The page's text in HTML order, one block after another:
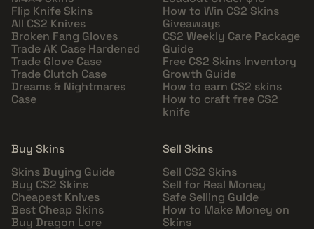
Flip Knife Skins
All CS2 Knives
Broken Fang Gloves
Trade AK Case Hardened
Trade Glove Case
Trade Clutch Case
Dreams & Nightmares
Case
How to Win CS2 Skins
Giveaways
CS2 Weekly Care Package
Guide
Free CS2 Skins Inventory
Growth Guide
How to earn CS2 skins
How to craft free CS2
knife
Buy Skins
Skins Buying Guide
Buy CS2 Skins
Cheapest Knives
Best Cheap Skins
Buy Dragon Lore
Sell Skins
Sell CS2 Skins
Sell for Real Money
Safe Selling Guide
How to Make Money on
Skins